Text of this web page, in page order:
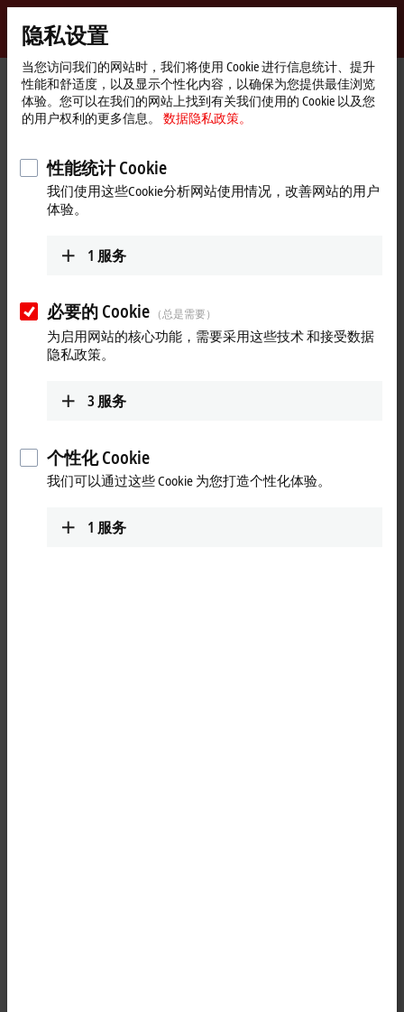
Beckhoff
-
自
动
化
技
术
Start
page
公司简介
最新资讯
Beckhoff Live + Interactive compact, November 9, 2022
Video
2022年11月9日
Beckhoff Live + Interactive compact,
news for the TwinCAT Vision automation software, application
examples for XTS with NCT, as well as energy management with the
EtherCAT Terminals from the extensive I/O product portfolio and
insights into the corporate culture and work methods at Beckhoff
隐私设置
当您访问我们的网站时，我们将使用 Cookie 进行信息统计、提升
性能和舒适度，以及显示个性化内容，以确保为您提供最佳浏览
体验。您可以在我们的网站上找到有关我们使用的 Cookie 以及您
的用户权利的更多信息。
数据隐私政策。
性能统计 Cookie
我们使用这些Cookie分析网站使用情况，改善网站的用户
体验。
1 服务
必要的 Cookie （总是需要）
为启用网站的核心功能，需要采用这些技术 和接受数据
隐私政策。
3 服务
个性化 Cookie
我们可以通过这些 Cookie 为您打造个性化体验。
1 服务